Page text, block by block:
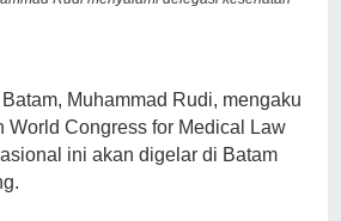
Muhammad Rudi, mengaku
World Congress for Medical Law
ini akan digelar di Batam